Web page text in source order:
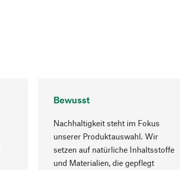
Bewusst
Nachhaltigkeit steht im Fokus
unserer Produktauswahl. Wir
setzen auf natürliche Inhaltsstoffe
und Materialien, die gepflegt